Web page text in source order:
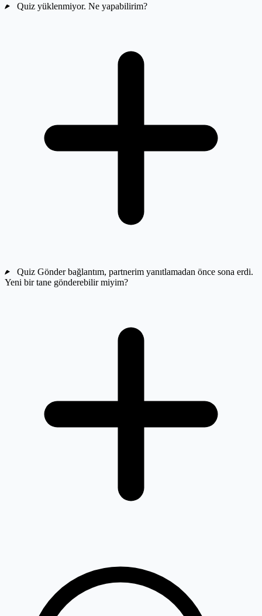
Quiz yüklenmiyor. Ne yapabilirim?
Quiz Gönder bağlantım, partnerim yanıtlamadan önce sona erdi.
Yeni bir tane gönderebilir miyim?